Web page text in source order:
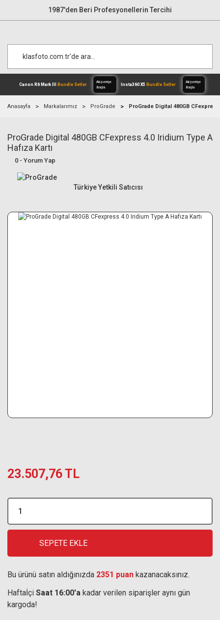
1987'den Beri Profesyonellerin Tercihi
Canon R6 Mark IIIBundle Setler
Alışverişe
Anasayfa Markalarımız ProGrade ProGrade Digital 480GB
ProGrade Digital 480GB CFexpress 4.0 Iridium Type A
Hafıza Kartı
0 - Yorum Yap
Türkiye Yetkili Satıcısı
23.507,76 TL
SEPETE EKLE
Bu ürünü satın aldığınızda 2351 puan kazanacaksınız.
Haftaİçi Saat 16:00'a kadar verilen siparişler aynı gün
kargoda!